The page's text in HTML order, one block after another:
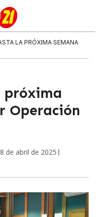
LA PRÓXIMA SEMANA
próxima
Operación
de abril de 2025